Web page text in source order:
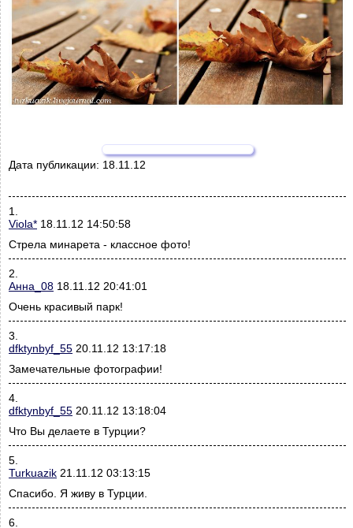
Дата публикации: 18.11.12
1.
Viola* 18.11.12 14:50:58
Стрела минарета - классное фото!
2.
Анна_08 18.11.12 20:41:01
Очень красивый парк!
3.
dfktynbyf_55 20.11.12 13:17:18
Замечательные фотографии!
4.
dfktynbyf_55 20.11.12 13:18:04
Что Вы делаете в Турции?
5.
Turkuazik 21.11.12 03:13:15
Спасибо. Я живу в Турции.
6.